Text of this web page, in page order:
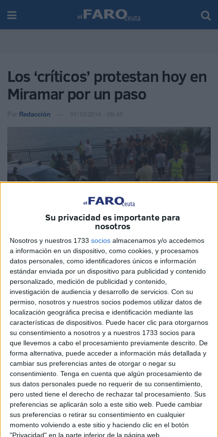
Su privacidad es importante para
nosotros
Nosotros y nuestros 1733 socios almacenamos y/o accedemos
a información en un dispositivo, como cookies, y procesamos
datos personales, como identificadores únicos e información
estándar enviada por un dispositivo para publicidad y contenido
personalizado, medición de publicidad y contenido,
investigación de audiencia y desarrollo de servicios. Con su
permiso, nosotros y nuestros socios podemos utilizar datos de
localización geográfica precisa e identificación mediante las
características de dispositivos. Puede hacer clic para otorgarnos
su consentimiento a nosotros y a nuestros 1733 socios para
que llevemos a cabo el procesamiento previamente descrito. De
forma alternativa, puede acceder a información más detallada y
cambiar sus preferencias antes de otorgar o negar su
consentimiento. Tenga en cuenta que algún procesamiento de
sus datos personales puede no requerir de su consentimiento,
pero usted tiene el derecho de rechazar tal procesamiento. Sus
preferencias se aplicarán solo a este sitio web. Puede cambiar
sus preferencias o retirar su consentimiento en cualquier
momento volviendo a este sitio y haciendo clic en el botón
"Privacidad" en la parte inferior de la página web.
Los ‘críticos’ protestan hoy en
Miramar por un paso
Por Redacción 01/10/2014 - 09:45
Los presidentes de las asociaciones de vecinos
consideradas como del grupo de los ‘críticos’ han
organizado para hoy, a partir de las 19.30 horas, una
concentración en Miramar, justo en el punto en donde se
produjo el atropello que terminó con la vida, hace un año,
de Jennifer. Con esta protesta, a cuya participación han
invitado a todos
los que quieran sumarse, quieren reclamar la construcción
de un paso elevado para evitar nuevos accidentes. Y es
que tras la muerte de esta pequeña vecina del barrio, han
seguido produciéndose accidentes en el lugar y continúan